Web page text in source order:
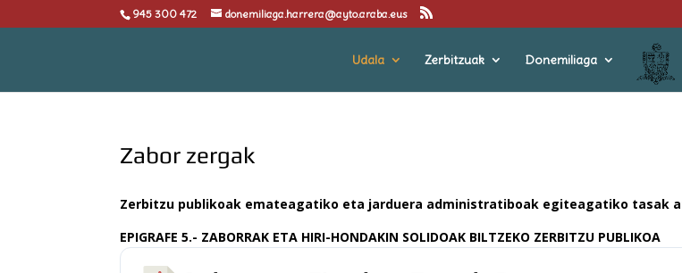
945 300 472 donemiliaga.harrera@ayto.araba.eus
Udala Zerbitzuak Donemiliaga
Zabor zergak
Zerbitzu publikoak emateagatiko eta jarduera administratiboak egiteagatiko tasak
EPIGRAFE 5.- ZABORRAK ETA HIRI-HONDAKIN SOLIDOAK BILTZEKO ZERBITZU PUBLIKOA